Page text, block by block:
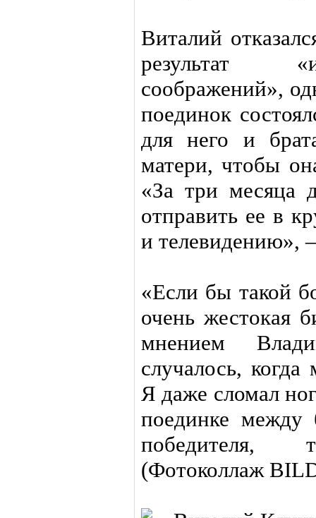
Виталий
результат
соображений»,
поединок
для него и
матери, чтобы
«За три месяца
отправить ее в
и телевидению»,
«Если бы такой
очень жестокая
мнением
случалось,
Я даже сломал
поединке между
победителя,
(Фотоколлаж